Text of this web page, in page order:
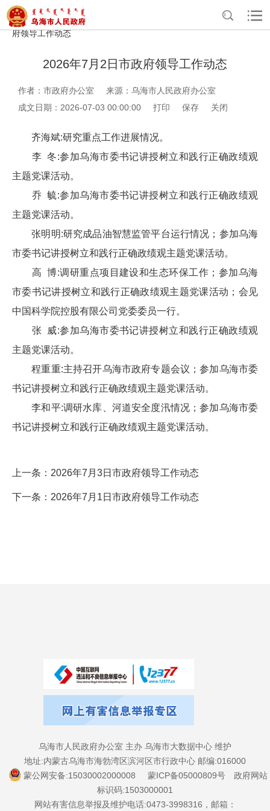
首页 >政务公开>政府办公室信息公开 法定主动公开内容
政
府领导工作动态
2026年7月2日市政府领导工作动态
作者：市政府办公室
来源：乌海市人民政府办公室
成文日期：2026-07-03 00:00:00
打印 保存 关闭
齐海斌:研究重点工作进展情况。
李 冬:参加乌海市委书记讲授树立和践行正确政绩观
主题党课活动。
乔 毓:参加乌海市委书记讲授树立和践行正确政绩观
主题党课活动。
张明明:研究成品油智慧监管平台运行情况；参加乌海
市委书记讲授树立和践行正确政绩观主题党课活动。
高 博:调研重点项目建设和生态环保工作；参加乌海
市委书记讲授树立和践行正确政绩观主题党课活动；会见
中国科学院控股有限公司党委委员一行。
张 威:参加乌海市委书记讲授树立和践行正确政绩观
主题党课活动。
程重重:主持召开乌海市政府专题会议；参加乌海市委
书记讲授树立和践行正确政绩观主题党课活动。
李和平:调研水库、河道安全度汛情况；参加乌海市委
书记讲授树立和践行正确政绩观主题党课活动。
上一条： 2026年7月3日市政府领导工作动态
下一条： 2026年7月1日市政府领导工作动态
乌海市人民政府办公室 主办 乌海市大数据中心 维护
地址:内蒙古乌海市海勃湾区滨河区市行政中心 邮编:016000
蒙公网安备:15030002000008
蒙ICP备05000809号
政府网站
标识码:1503000001
网站有害信息举报及维护电话:0473-3998316，邮箱：